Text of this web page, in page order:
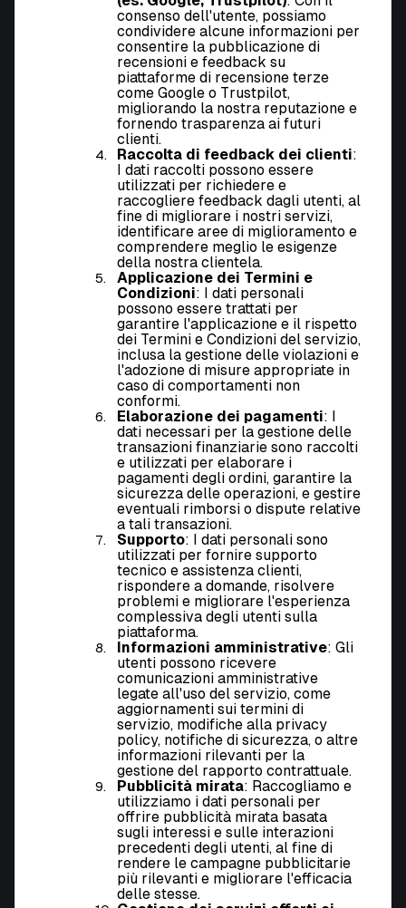
consenso dell'utente, possiamo
condividere alcune informazioni per
consentire la pubblicazione di
recensioni e feedback su
piattaforme di recensione terze
come Google o Trustpilot,
migliorando la nostra reputazione e
fornendo trasparenza ai futuri
clienti.
Raccolta di feedback dei clienti:
I dati raccolti possono essere
utilizzati per richiedere e
raccogliere feedback dagli utenti, al
fine di migliorare i nostri servizi,
identificare aree di miglioramento e
comprendere meglio le esigenze
della nostra clientela.
Applicazione dei Termini e
Condizioni: I dati personali
possono essere trattati per
garantire l'applicazione e il rispetto
dei Termini e Condizioni del servizio,
inclusa la gestione delle violazioni e
l'adozione di misure appropriate in
caso di comportamenti non
conformi.
Elaborazione dei pagamenti: I
dati necessari per la gestione delle
transazioni finanziarie sono raccolti
e utilizzati per elaborare i
pagamenti degli ordini, garantire la
sicurezza delle operazioni, e gestire
eventuali rimborsi o dispute relative
a tali transazioni.
Supporto: I dati personali sono
utilizzati per fornire supporto
tecnico e assistenza clienti,
rispondere a domande, risolvere
problemi e migliorare l'esperienza
complessiva degli utenti sulla
piattaforma.
Informazioni amministrative: Gli
utenti possono ricevere
comunicazioni amministrative
legate all'uso del servizio, come
aggiornamenti sui termini di
servizio, modifiche alla privacy
policy, notifiche di sicurezza, o altre
informazioni rilevanti per la
gestione del rapporto contrattuale.
Pubblicità mirata: Raccogliamo e
utilizziamo i dati personali per
offrire pubblicità mirata basata
sugli interessi e sulle interazioni
precedenti degli utenti, al fine di
rendere le campagne pubblicitarie
più rilevanti e migliorare l'efficacia
delle stesse.